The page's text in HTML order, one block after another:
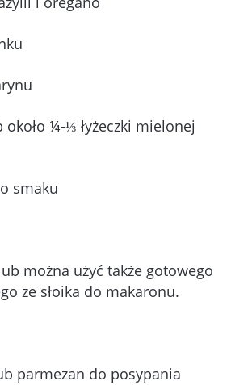
¼-⅓ łyżeczki mielonej
smaku
można użyć także gotowego
ze słoika do makaronu.
parmezan do posypania